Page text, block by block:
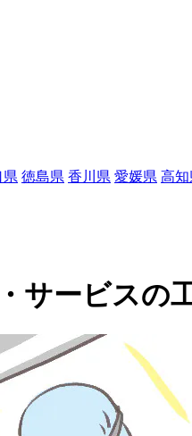
県 徳島県 香川県 愛媛県 高知
サービスの